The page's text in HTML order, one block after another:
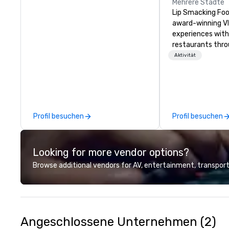
Profil besuchen
Mehrere Städte
Lip Smacking
award-winning
experiences
restaurants
United States.
parade of
craft cocktails
with complete
unique
the opportunity
different
venue to mix,
network. Each
escorting large
utmost care,
Aktivität
Profil besuchen
Looking for more vendor options?
Browse additional vendors for AV, entertainment,
Angeschlossene Unternehmen (2)